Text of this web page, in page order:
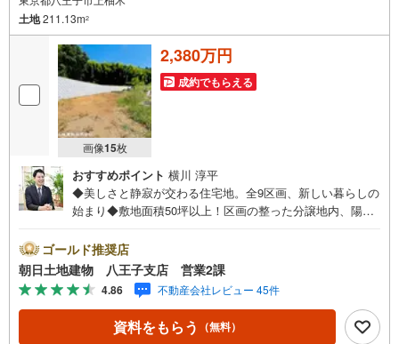
土地211.13m2
画像15枚
2,380万円
成約でもらえる
おすすめポイント 横川 淳平
◆美しさと静寂が交わる住宅地。全9区画、新しい暮らしの
始まり◆敷地面積50坪以上！区画の整った分譲地内、陽当
せにより、お客様の好きな住まいを実現。※バザール会場に
は、ベビーベッドや キッズスペースをご用意しておりま
す。 小さなお子様連れでも、安心してご来場ください！
資料請求、住宅ローンのご相談などお気軽にお問合せくだ
さい！スタッフ25名でお客様がご覧になったことのない情
報を多数ご用意しております。インターネット、チラシな
ゴールド推奨店
朝日土地建物 八王子支店 営業2課
4.86 不動産会社レビュー 45件
資料をもらう （無料）